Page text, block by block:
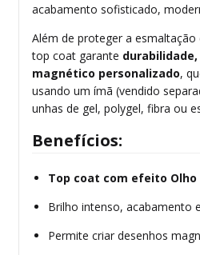
acabamento sofisticado,
Além de proteger a
top coat garante
magnético personalizado,
usando um ímã (vendido
unhas de gel, polygel, fibra ou
Benefícios:
Top coat com efeito
Brilho intenso, acabamento
Permite criar desenhos